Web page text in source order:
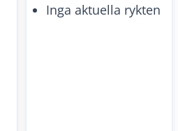
Inga aktuella rykten